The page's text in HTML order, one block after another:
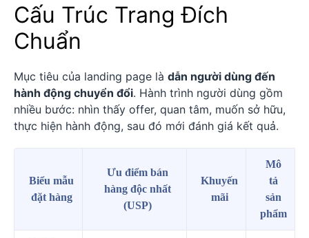
Cấu Trúc Trang Đích
Chuẩn
Mục tiêu của landing page là dẫn người dùng đến
hành động chuyển đổi. Hành trình người dùng gồm
nhiều bước: nhìn thấy offer, quan tâm, muốn sở hữu,
thực hiện hành động, sau đó mới đánh giá kết quả.
Biểu mẫu
đặt hàng
Ưu điểm bán
hàng độc nhất
(USP)
Khuyến
mãi
Mô
tả
sản
phẩm